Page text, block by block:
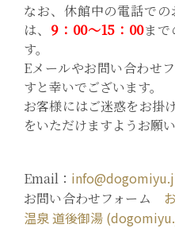
なお、休館中の電話で
は、 9：00～15：00まで
す。
Eメールやお問い合わせ
すと幸いでございます。
お客様にはご迷惑をお掛
をいただけますようお願
Email：
お問い合わせフォーム
温泉 道後御湯